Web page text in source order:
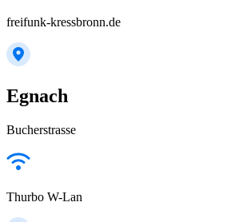
freifunk-kressbronn.de
Egnach
Bucherstrasse
Thurbo W-Lan